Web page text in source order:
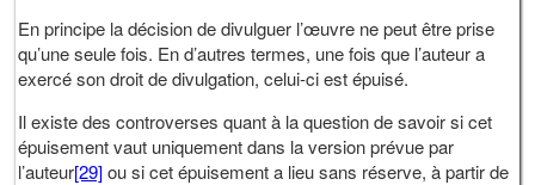
En principe la décision de divulguer l’œuvre ne peut être prise
qu’une seule fois. En d’autres termes, une fois que l’auteur a
exercé son droit de divulgation, celui-ci est épuisé.
Il existe des controverses quant à la question de savoir si cet
épuisement vaut uniquement dans la version prévue par
l’auteur[29]ou si cet épuisement a lieu sans réserve, à partir de